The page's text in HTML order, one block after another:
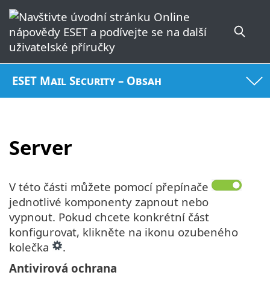
ESET Mail Security – Obsah
Server
V této části můžete pomocí přepínače
jednotlivé komponenty zapnout nebo
vypnout. Pokud chcete konkrétní část
konfigurovat, klikněte na ikonu ozubeného
kolečka
.
Antivirová ochrana